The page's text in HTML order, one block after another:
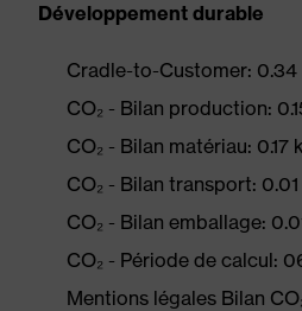
Développement durable
Cradle-to-Customer: 0.34
CO₂ - Bilan production:
CO₂ - Bilan matériau: 0.17
CO₂ - Bilan transport:
CO₂ - Bilan emballage:
CO₂ - Période de calcul:
Mentions légales Bilan